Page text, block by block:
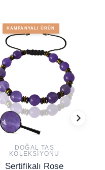
KAMPANYALI ÜRÜN
DOĞAL TAŞ
KOLEKSIYONU
Sertifikalı Rose